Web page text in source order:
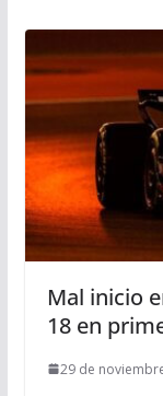
Mal inicio
18 en
29 de